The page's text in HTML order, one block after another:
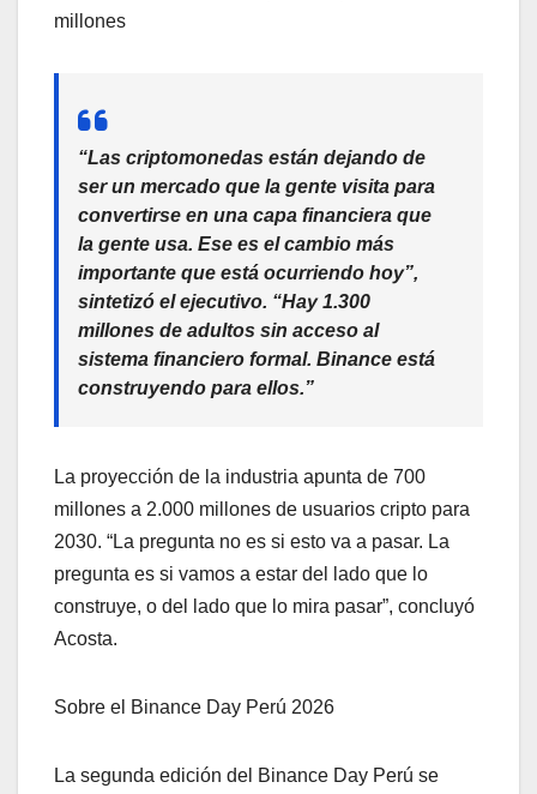
millones
“Las criptomonedas están dejando de
ser un mercado que la gente visita para
convertirse en una capa financiera que
la gente usa. Ese es el cambio más
importante que está ocurriendo hoy”,
sintetizó el ejecutivo. “Hay 1.300
millones de adultos sin acceso al
sistema financiero formal. Binance está
construyendo para ellos.”
La proyección de la industria apunta de 700
millones a 2.000 millones de usuarios cripto para
2030. “La pregunta no es si esto va a pasar. La
pregunta es si vamos a estar del lado que lo
construye, o del lado que lo mira pasar”, concluyó
Acosta.
Sobre el Binance Day Perú 2026
La segunda edición del Binance Day Perú se